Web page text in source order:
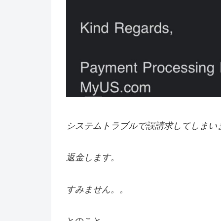
システムトラブルで誤請求してしまい
返金します。
すみません。。